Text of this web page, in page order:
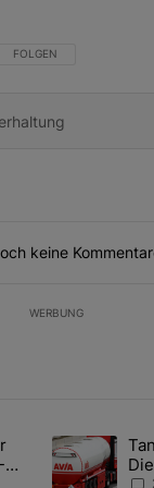
FOLGE DIESER
FOLGEN
keine
WERBUNG
meisten
verwirft Pläne für
Ein